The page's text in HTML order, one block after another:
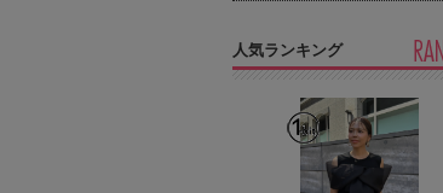
人気ランキング